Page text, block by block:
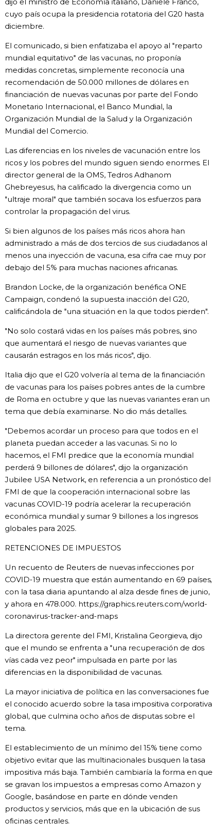
cuyo país ocupa la presidencia rotatoria del G20 hasta
diciembre.
El comunicado, si bien enfatizaba el apoyo al "reparto
mundial equitativo" de las vacunas, no proponía
medidas concretas, simplemente reconocía una
recomendación de 50.000 millones de dólares en
financiación de nuevas vacunas por parte del Fondo
Monetario Internacional, el Banco Mundial, la
Organización Mundial de la Salud y la Organización
Mundial del Comercio.
Las diferencias en los niveles de vacunación entre los
ricos y los pobres del mundo siguen siendo enormes. El
director general de la OMS, Tedros Adhanom
Ghebreyesus, ha calificado la divergencia como un
"ultraje moral" que también socava los esfuerzos para
controlar la propagación del virus.
Si bien algunos de los países más ricos ahora han
administrado a más de dos tercios de sus ciudadanos al
menos una inyección de vacuna, esa cifra cae muy por
debajo del 5% para muchas naciones africanas.
Brandon Locke, de la organización benéfica ONE
Campaign, condenó la supuesta inacción del G20,
calificándola de "una situación en la que todos pierden".
"No solo costará vidas en los países más pobres, sino
que aumentará el riesgo de nuevas variantes que
causarán estragos en los más ricos", dijo.
Italia dijo que el G20 volvería al tema de la financiación
de vacunas para los países pobres antes de la cumbre
de Roma en octubre y que las nuevas variantes eran un
tema que debía examinarse. No dio más detalles.
"Debemos acordar un proceso para que todos en el
planeta puedan acceder a las vacunas. Si no lo
hacemos, el FMI predice que la economía mundial
perderá 9 billones de dólares", dijo la organización
Jubilee USA Network, en referencia a un pronóstico del
FMI de que la cooperación internacional sobre las
vacunas COVID-19 podría acelerar la recuperación
económica mundial y sumar 9 billones a los ingresos
globales para 2025.
RETENCIONES DE IMPUESTOS
Un recuento de Reuters de nuevas infecciones por
COVID-19 muestra que están aumentando en 69 países,
con la tasa diaria apuntando al alza desde fines de junio,
y ahora en 478.000. https://graphics.reuters.com/world-
coronavirus-tracker-and-maps
La directora gerente del FMI, Kristalina Georgieva, dijo
que el mundo se enfrenta a "una recuperación de dos
vías cada vez peor" impulsada en parte por las
diferencias en la disponibilidad de vacunas.
La mayor iniciativa de política en las conversaciones fue
el conocido acuerdo sobre la tasa impositiva corporativa
global, que culmina ocho años de disputas sobre el
tema.
El establecimiento de un mínimo del 15% tiene como
objetivo evitar que las multinacionales busquen la tasa
impositiva más baja. También cambiaría la forma en que
se gravan los impuestos a empresas como Amazon y
Google, basándose en parte en dónde venden
productos y servicios, más que en la ubicación de sus
oficinas centrales.